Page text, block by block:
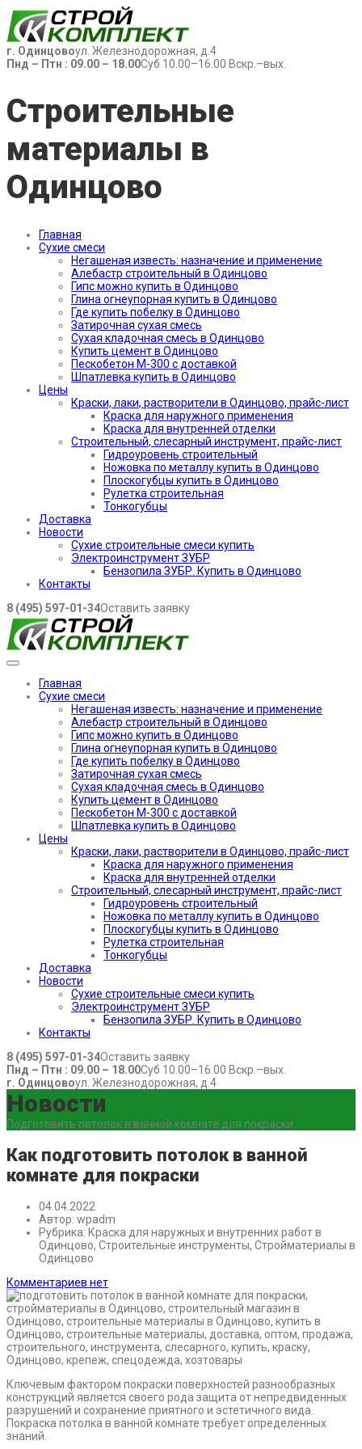
г. Одинцовоул. Железнодорожная, д.4
Пнд – Птн : 09.00 – 18.00Суб 10.00–16.00 Вскр.–вых.
Строительные
материалы в
Одинцово
Главная
Сухие смеси
Негашеная известь: назначение и применение
Алебастр строительный в Одинцово
Гипс можно купить в Одинцово
Глина огнеупорная купить в Одинцово
Где купить побелку в Одинцово
Затирочная сухая смесь
Сухая кладочная смесь в Одинцово
Купить цемент в Одинцово
Пескобетон М-300 с доставкой
Шпатлевка купить в Одинцово
Цены
Краски, лаки, растворители в Одинцово, прайс-лист
Краска для наружного применения
Краска для внутренней отделки
Строительный, слесарный инструмент, прайс-лист
Гидроуровень строительный
Ножовка по металлу купить в Одинцово
Плоскогубцы купить в Одинцово
Рулетка строительная
Тонкогубцы
Доставка
Новости
Сухие строительные смеси купить
Электроинструмент ЗУБР
Бензопила ЗУБР. Купить в Одинцово
Контакты
8 (495) 597-01-34Оставить заявку
Главная
Сухие смеси
Негашеная известь: назначение и применение
Алебастр строительный в Одинцово
Гипс можно купить в Одинцово
Глина огнеупорная купить в Одинцово
Где купить побелку в Одинцово
Затирочная сухая смесь
Сухая кладочная смесь в Одинцово
Купить цемент в Одинцово
Пескобетон М-300 с доставкой
Шпатлевка купить в Одинцово
Цены
Краски, лаки, растворители в Одинцово, прайс-лист
Краска для наружного применения
Краска для внутренней отделки
Строительный, слесарный инструмент, прайс-лист
Гидроуровень строительный
Ножовка по металлу купить в Одинцово
Плоскогубцы купить в Одинцово
Рулетка строительная
Тонкогубцы
Доставка
Новости
Сухие строительные смеси купить
Электроинструмент ЗУБР
Бензопила ЗУБР. Купить в Одинцово
Контакты
8 (495) 597-01-34Оставить заявку
Пнд – Птн : 09.00 – 18.00Суб 10.00–16.00 Вскр.–вых.
г. Одинцовоул. Железнодорожная, д.4
Новости
Подготовить потолок в ванной комнате для покраски
Как подготовить потолок в ванной
комнате для покраски
04.04.2022
Автор: wpadm
Рубрика: Краска для наружных и внутренних работ в
Одинцово, Строительные инструменты, Стройматериалы в
Одинцово
Комментариев нет
Ключевым фактором покраски поверхностей разнообразных
конструкций является своего рода защита от непредвиденных
разрушений и сохранение приятного и эстетичного вида.
Покраска потолка в ванной комнате требует определенных
знаний.